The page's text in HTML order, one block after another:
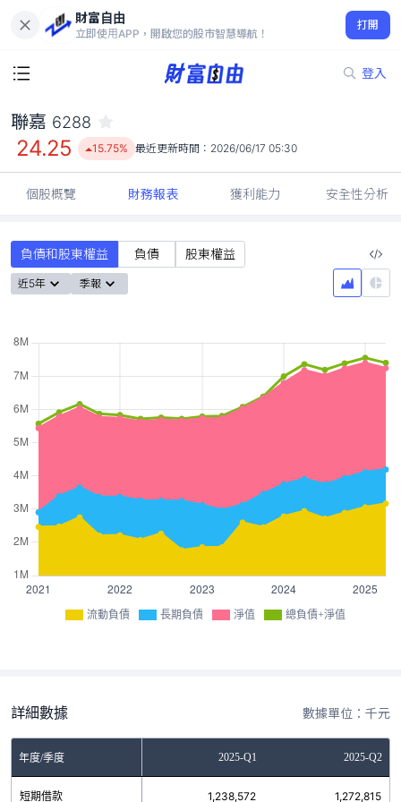
財富自由
立即使用APP，開啟您的股市智慧導航！
打開
登入
24.25
15.75%
聯嘉 6288
24.25 15.75% 最近更新時間： 2026/06/17 05:30
個股概覽 財務報表 獲利能力 安全性分析
負債和股東權益 負債 股東權益
近5年 季報
流動負債 長期負債 淨值 總負債+淨值
詳細數據 數據單位：千元
年度/季度 2025-Q1 2025-Q2
短期借款 1,238,572 1,272,815